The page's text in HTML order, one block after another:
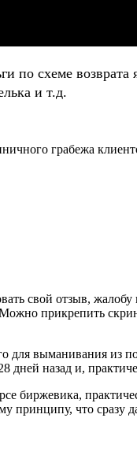
по схеме
и т.д.
грабежа
свой отзыв, жалобу
прикрепить
для выманивания из
дней назад и,
биржевика,
что сразу